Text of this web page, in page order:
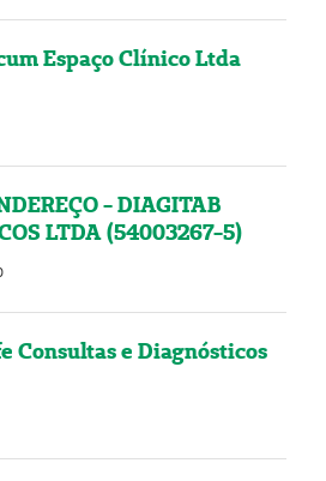
Espaço Clínico Ltda
- DIAGITAB
LTDA (54003267-5)
Consultas e Diagnósticos